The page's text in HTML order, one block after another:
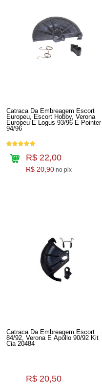
Catraca Da Embreagem Escort
Europeu, Escort Hobby, Verona
Europeu E Logus 93/96 E Pointer
94/96
R$ 22,00
R$ 20,90 no pix
Catraca Da Embreagem Escort
84/92, Verona E Apollo 90/92 Kit
Cia 20484
R$ 20,50